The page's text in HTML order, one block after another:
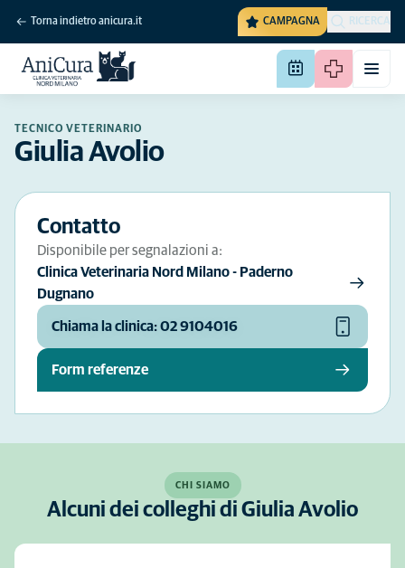
Torna indietro anicura.it CAMPAGNA RICERCA
TECNICO VETERINARIO
Giulia Avolio
Contatto
Disponibile per segnalazioni a:
Clinica Veterinaria Nord Milano - Paderno
Dugnano
Chiama la clinica: 02 9104016
Form referenze
CHI SIAMO
Alcuni dei colleghi di Giulia Avolio